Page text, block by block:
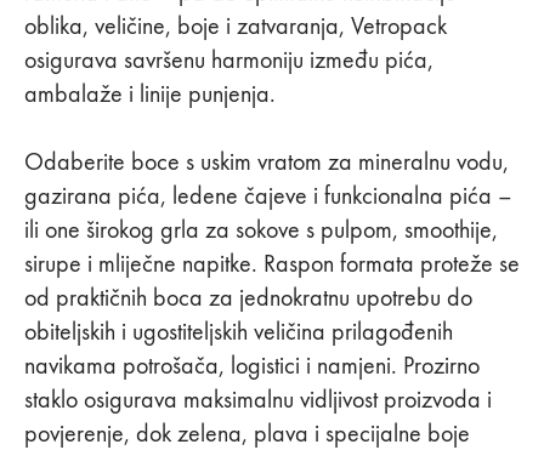
oblika, veličine, boje i zatvaranja, Vetropack
osigurava savršenu harmoniju između pića,
ambalaže i linije punjenja.
Odaberite boce s uskim vratom za mineralnu vodu,
gazirana pića, ledene čajeve i funkcionalna pića –
ili one širokog grla za sokove s pulpom, smoothije,
sirupe i mliječne napitke. Raspon formata proteže se
od praktičnih boca za jednokratnu upotrebu do
obiteljskih i ugostiteljskih veličina prilagođenih
navikama potrošača, logistici i namjeni. Prozirno
staklo osigurava maksimalnu vidljivost proizvoda i
povjerenje, dok zelena, plava i specijalne boje